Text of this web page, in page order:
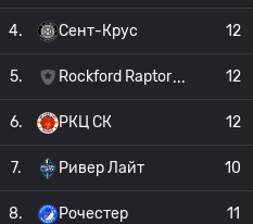
4. Сент-Крус 12
5. Rockford Raptor 12
6. РКЦ СК 12
7. Ривер Лайт 10
8. Рочестер 11